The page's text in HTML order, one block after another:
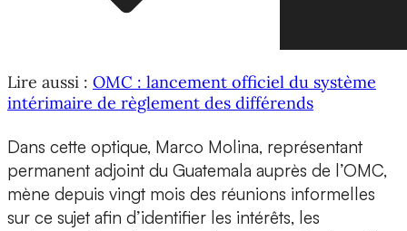
Lire aussi : OMC : lancement officiel du système
intérimaire de règlement des différends
Dans cette optique, Marco Molina, représentant
permanent adjoint du Guatemala auprès de l’OMC,
mène depuis vingt mois des réunions informelles
sur ce sujet afin d’identifier les intérêts, les